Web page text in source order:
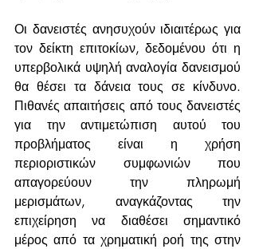
Οι δανειστές ανησυχούν ιδιαιτέρως για
τον δείκτη επιτοκίων, δεδομένου ότι η
υπερβολικά υψηλή αναλογία δανεισμού
θα θέσει τα δάνεια τους σε κίνδυνο.
Πιθανές απαιτήσεις από τους δανειστές
για την αντιμετώπιση αυτού του
προβλήματος είναι η χρήση
περιοριστικών συμφωνιών που
απαγορεύουν την πληρωμή
μερισμάτων, αναγκάζοντας την
επιχείρηση να διαθέσει σημαντικό
μέρος από τα χρηματική ροή της στην